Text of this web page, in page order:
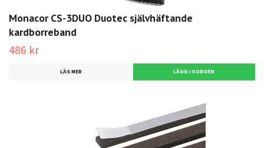
Monacor CS-3DUO Duotec självhäftande
kardborreband
486 kr
LÄS MER